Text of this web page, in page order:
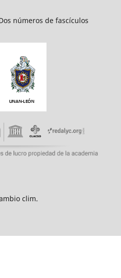
números de fascículos
clim.